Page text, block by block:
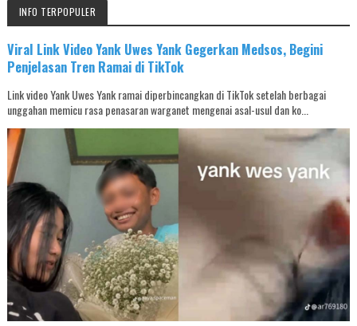
INFO TERPOPULER
Viral Link Video Yank Uwes Yank Gegerkan Medsos, Begini
Penjelasan Tren Ramai di TikTok
Link video Yank Uwes Yank ramai diperbincangkan di TikTok setelah berbagai
unggahan memicu rasa penasaran warganet mengenai asal-usul dan ko...